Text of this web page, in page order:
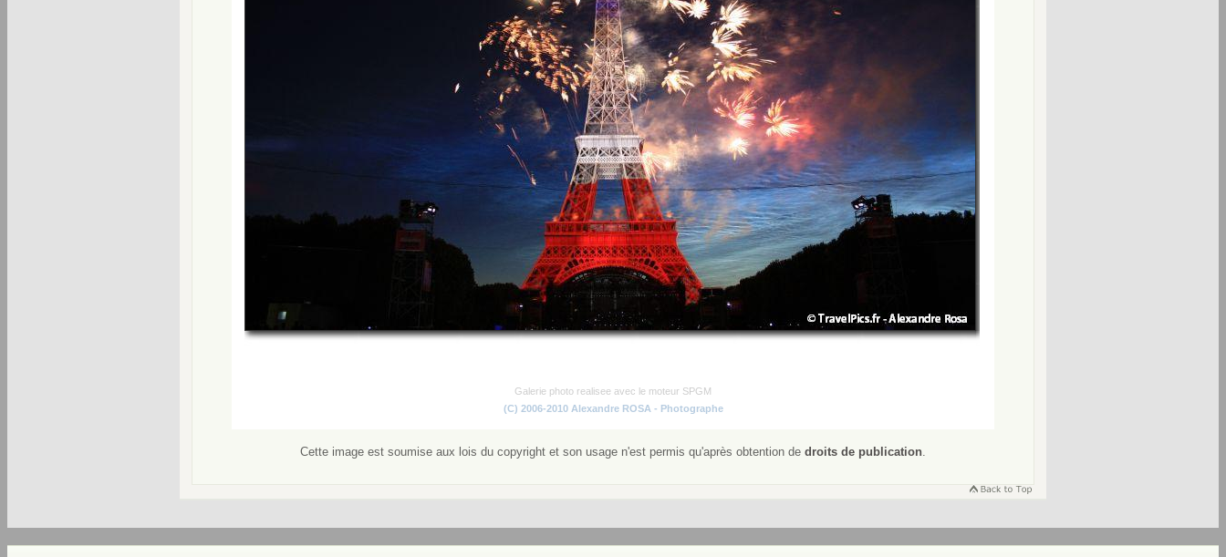
Galerie photo realisee avec le moteur SPGM
(C) 2006-2010 Alexandre ROSA - Photographe
Cette image est soumise aux lois du copyright et son usage n'est permis qu'après obtention de droits de publication.